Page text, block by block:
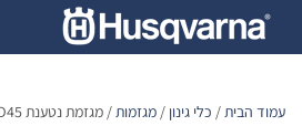
content
עמוד הבית/ כלי גינון / מגזמות/ מגזמת נטענת 215IHD45